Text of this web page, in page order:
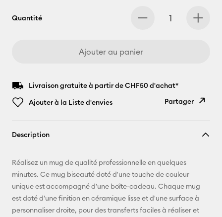
Quantité
Ajouter au panier
Livraison gratuite à partir de CHF50 d'achat*
Ajouter à la Liste d'envies
Partager
E-mail
Pinterest
Facebook
Description
Réalisez un mug de qualité professionnelle en quelques
minutes. Ce mug biseauté doté d'une touche de couleur
unique est accompagné d'une boîte-cadeau. Chaque mug
est doté d'une finition en céramique lisse et d'une surface à
personnaliser droite, pour des transferts faciles à réaliser et